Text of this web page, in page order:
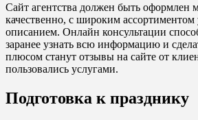
Сайт агентства должен быть оформлен
качественно, с широким
описанием. Онлайн консультации
заранее узнать всю информацию и
плюсом станут отзывы на сайте от
пользовались услугами.
Подготовка к празднику